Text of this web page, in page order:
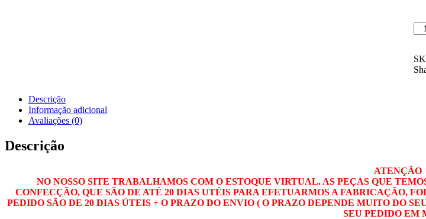
Descrição
Informação adicional
Avaliações (0)
Descrição
ATENÇÃO
NO NOSSO SITE TRABALHAMOS COM O ESTOQUE VIRTUAL. AS PEÇAS QUE
CONFECÇÃO, QUE SÃO DE ATÉ 20 DIAS UTÉIS PARA EFETUARMOS A FABRICAÇÃO,
PEDIDO SÃO DE 20 DIAS ÚTEIS + O PRAZO DO ENVIO ( O PRAZO DEPENDE MUITO DO
SEU PEDIDO EM